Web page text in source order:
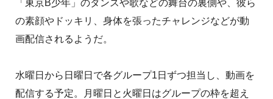
「東京B少年」のダンスや歌などの舞台の裏側や、彼ら
の素顔やドッキリ、身体を張ったチャレンジなどが動
画配信されるようだ。
水曜日から日曜日で各グループ1日ずつ担当し、動画を
配信する予定。月曜日と火曜日はグループの枠を超え